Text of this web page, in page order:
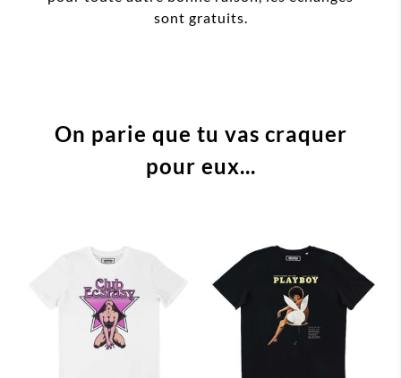
sont gratuits.
On parie que tu vas craquer
pour eux...